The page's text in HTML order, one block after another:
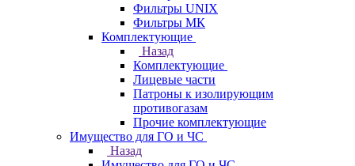
Фильтры UNIX
Фильтры МК
Комплектующие
Назад
Комплектующие
Лицевые части
Патроны к изолирующим
противогазам
Прочие комплектующие
Имущество для ГО и ЧС
Назад